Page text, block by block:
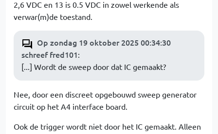
2,6 VDC en 13 is 0.5 VDC in zowel werkende als
verwar(m)de toestand.
Op zondag 19 oktober 2025 00:34:30
schreef fred101:
[...] Wordt de sweep door dat IC gemaakt?
Nee, door een discreet opgebouwd sweep generator
circuit op het A4 interface board.
Ook de trigger wordt niet door het IC gemaakt. Alleen